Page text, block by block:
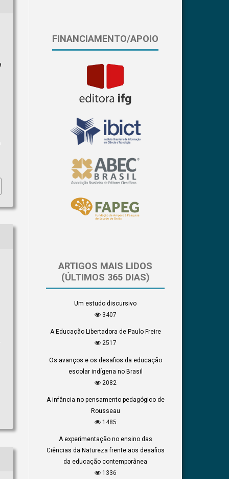
FINANCIAMENTO/APOIO
ARTIGOS MAIS LIDOS
(ÚLTIMOS 365 DIAS)
Um estudo discursivo
3407
A Educação Libertadora de Paulo Freire
2517
Os avanços e os desafios da educação
escolar indígena no Brasil
2082
A infância no pensamento pedagógico de
Rousseau
1485
A experimentação no ensino das
Ciências da Natureza frente aos desafios
da educação contemporânea
1336